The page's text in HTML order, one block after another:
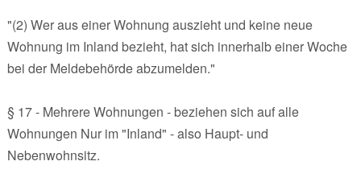
"(2) Wer aus einer Wohnung auszieht und keine neue
Wohnung im Inland bezieht, hat sich innerhalb einer Woche
bei der Meldebehörde abzumelden."
§ 17 - Mehrere Wohnungen - beziehen sich auf alle
Wohnungen Nur im "Inland" - also Haupt- und
Nebenwohnsitz.